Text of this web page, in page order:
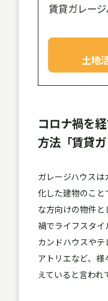
賃貸ガレー
土地
コロナ禍を
方法「賃貸ガ
ガレージハウス
化した建物のこと
な方向けの物件
禍でライフスタイ
カンドハウスや
アトリエなど、
えていると言われ